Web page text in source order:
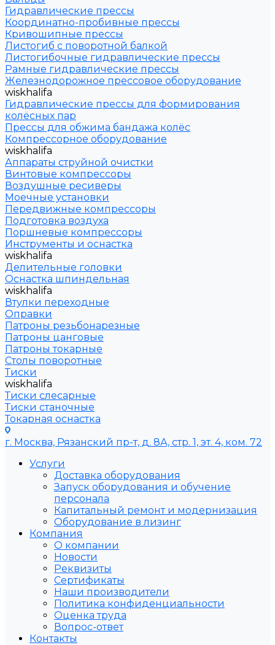
Гидравлические прессы
Координатно-пробивные прессы
Кривошипные прессы
Листогиб с поворотной балкой
Листогибочные гидравлические прессы
Рамные гидравлические прессы
Железнодорожное прессовое оборудование
wiskhalifa
Гидравлические прессы для формирования
колёсных пар
Прессы для обжима бандажа колёс
Компрессорное оборудование
wiskhalifa
Аппараты струйной очистки
Винтовые компрессоры
Воздушные ресиверы
Моечные установки
Передвижные компрессоры
Подготовка воздуха
Поршневые компрессоры
Инструменты и оснастка
wiskhalifa
Делительные головки
Оснастка шпиндельная
wiskhalifa
Втулки переходные
Оправки
Патроны резьбонарезные
Патроны цанговые
Патроны токарные
Столы поворотные
Тиски
wiskhalifa
Тиски слесарные
Тиски станочные
Токарная оснастка
г. Москва, Рязанский пр-т, д. 8А, стр. 1, эт. 4, ком. 72
Услуги
Доставка оборудования
Запуск оборудования и обучение
персонала
Капитальный ремонт и модернизация
Оборудование в лизинг
Компания
О компании
Новости
Реквизиты
Сертификаты
Наши производители
Политика конфиденциальности
Оценка труда
Вопрос-ответ
Контакты